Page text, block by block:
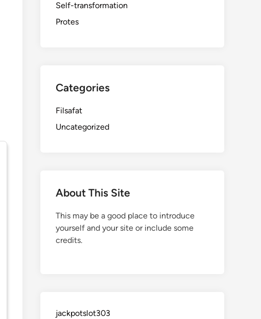
Self-transformation
Protes
Categories
Filsafat
Uncategorized
About This Site
This may be a good place to introduce
yourself and your site or include some
credits.
jackpotslot303